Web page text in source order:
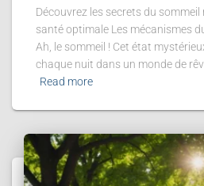
Découvrez les secrets du
santé optimale Les mécanismes
Ah, le sommeil ! Cet état
chaque nuit dans un monde de
Read more